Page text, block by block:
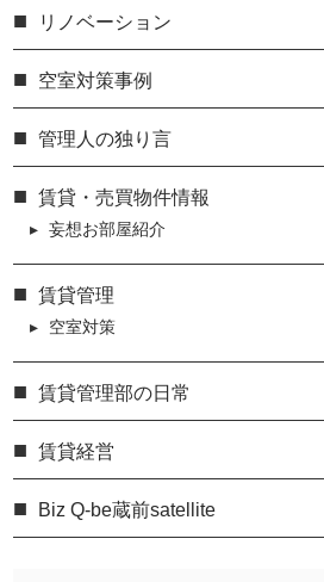
リノベーション
空室対策事例
管理人の独り言
賃貸・売買物件情報
妄想お部屋紹介
賃貸管理
空室対策
賃貸管理部の日常
賃貸経営
Biz Q-be蔵前satellite